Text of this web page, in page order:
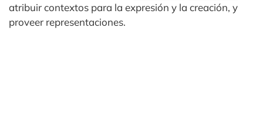
atribuir contextos para la expresión y la creación, y
proveer representaciones.